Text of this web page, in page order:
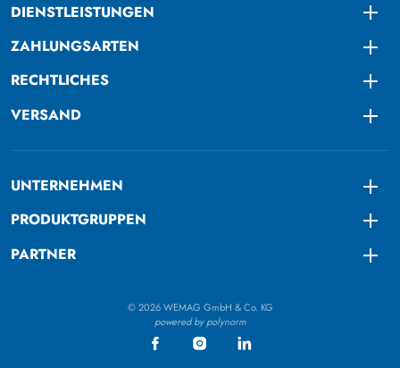
DIENSTLEISTUNGEN
ZAHLUNGSARTEN
RECHTLICHES
VERSAND
UNTERNEHMEN
PRODUKTGRUPPEN
PARTNER
© 2026 WEMAG GmbH & Co. KG
powered by polynorm